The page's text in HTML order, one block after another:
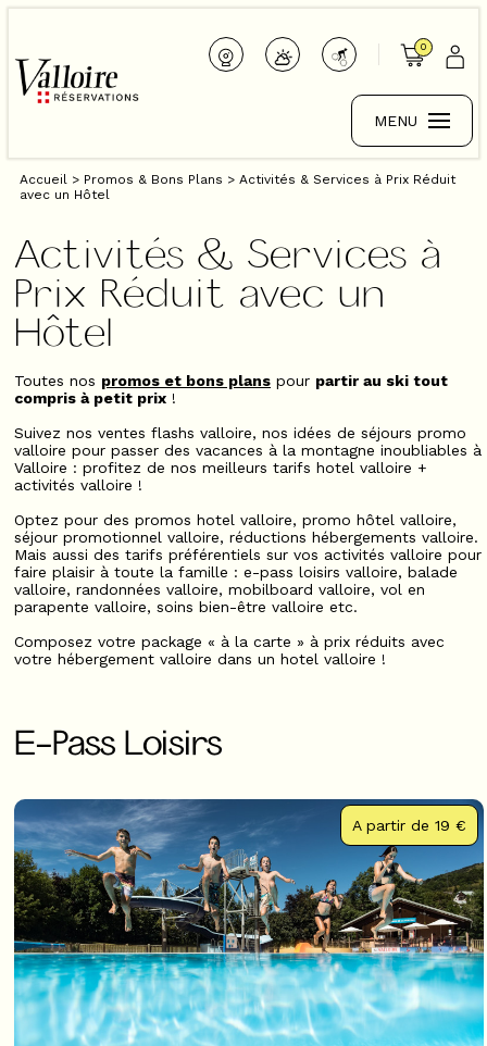
0
MENU
Accueil > Promos & Bons Plans > Activités & Services à Prix Réduit
avec un Hôtel
Activités & Services à
Prix Réduit avec un
Hôtel
Toutes nos promos et bons plans pour partir au ski tout
compris à petit prix !
Suivez nos ventes flashs valloire, nos idées de séjours promo
valloire pour passer des vacances à la montagne inoubliables à
Valloire : profitez de nos meilleurs tarifs hotel valloire +
activités valloire !
Optez pour des promos hotel valloire, promo hôtel valloire,
séjour promotionnel valloire, réductions hébergements valloire.
Mais aussi des tarifs préférentiels sur vos activités valloire pour
faire plaisir à toute la famille : e-pass loisirs valloire, balade
valloire, randonnées valloire, mobilboard valloire, vol en
parapente valloire, soins bien-être valloire etc.
Composez votre package « à la carte » à prix réduits avec
votre hébergement valloire dans un hotel valloire !
E-Pass Loisirs
A partir de 19 €